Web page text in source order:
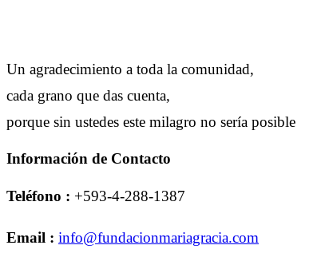
Un agradecimiento a toda la comunidad,
cada grano que das cuenta,
porque sin ustedes este milagro no sería posible
Información de Contacto
Teléfono : +593-4-288-1387
Email : info@fundacionmariagracia.com